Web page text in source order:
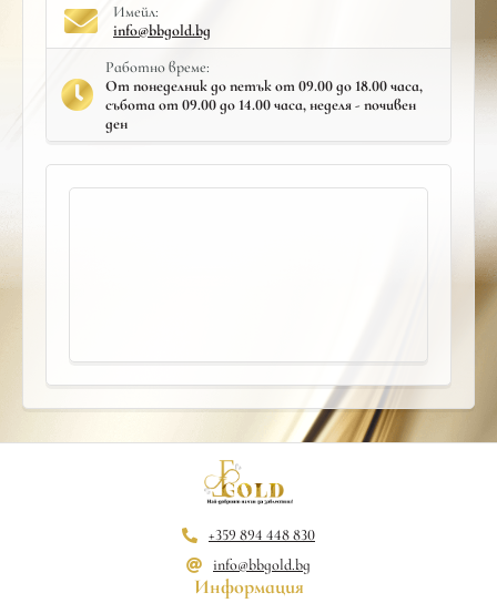
Имейл:
info@bbgold.bg
Работно време:
От понеделник до петък от 09.00 до 18.00 часа,
събота от 09.00 до 14.00 часа, неделя - почивен
ден
+359 894 448 830
info@bbgold.bg
Информация